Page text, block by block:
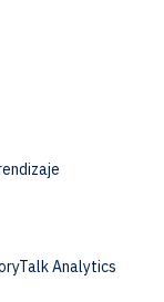
Analytics